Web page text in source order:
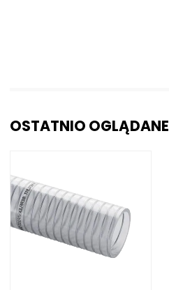
OSTATNIO OGLĄDANE